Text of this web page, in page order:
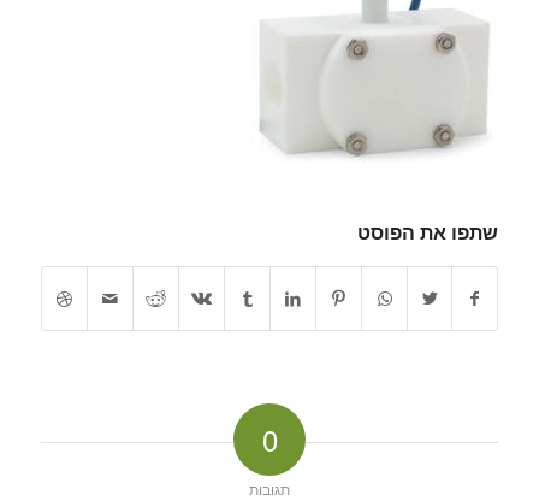
שתפו את הפוסט
0
תגובות